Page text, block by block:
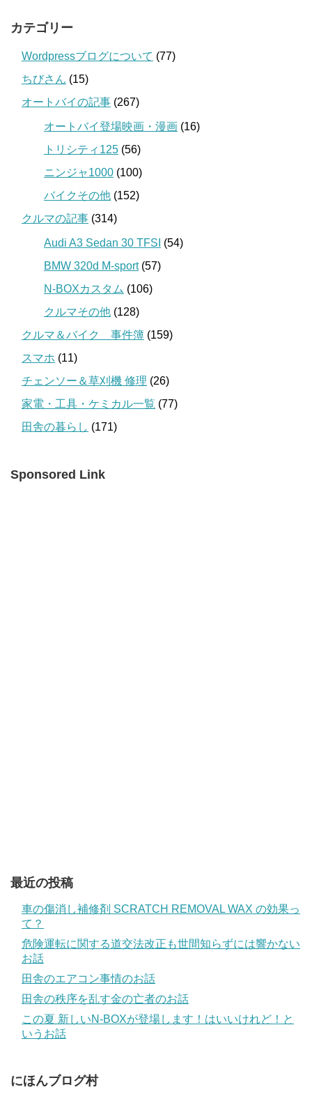
カテゴリー
Wordpressブログについて (77)
ちびさん (15)
オートバイの記事 (267)
オートバイ登場映画・漫画 (16)
トリシティ125 (56)
ニンジャ1000 (100)
バイクその他 (152)
クルマの記事 (314)
Audi A3 Sedan 30 TFSI (54)
BMW 320d M-sport(57)
N-BOXカスタム (106)
クルマその他 (128)
クルマ＆バイク 事件簿 (159)
スマホ (11)
チェンソー＆草刈機 修理 (26)
家電・工具・ケミカル一覧 (77)
田舎の暮らし (171)
Sponsored Link
最近の投稿
車の傷消し補修剤 SCRATCH REMOVAL WAX の効果っ
て？
危険運転に関する道交法改正も世間知らずには響かない
お話
田舎のエアコン事情のお話
田舎の秩序を乱す金の亡者のお話
この夏 新しいN-BOXが登場します！はいいけれど！と
いうお話
にほんブログ村